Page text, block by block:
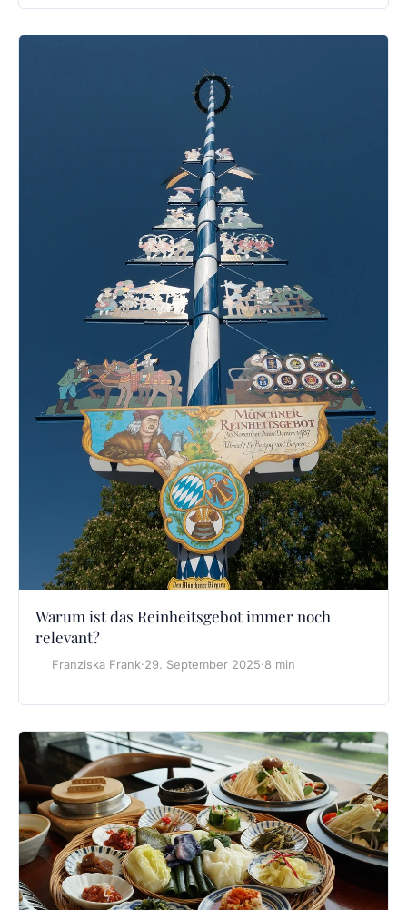
Warum ist das Reinheitsgebot immer noch
relevant?
Franziska Frank·29. September 2025·8 min